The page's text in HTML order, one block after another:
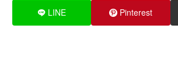
LINE Pinterest